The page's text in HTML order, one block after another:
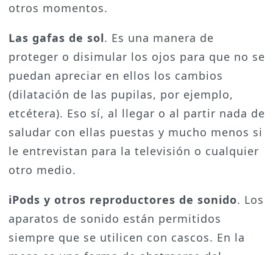
otros momentos.
Las gafas de sol. Es una manera de
proteger o disimular los ojos para que no se
puedan apreciar en ellos los cambios
(dilatación de las pupilas, por ejemplo,
etcétera). Eso sí, al llegar o al partir nada de
saludar con ellas puestas y mucho menos si
le entrevistan para la televisión o cualquier
otro medio.
iPods y otros reproductores de sonido. Los
aparatos de sonido están permitidos
siempre que se utilicen con cascos. En la